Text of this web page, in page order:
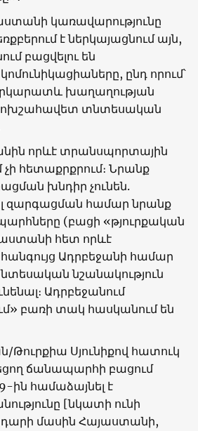
կառավարությունը
է ներկայացնում այն,
բացվելու են
ընդ որում՝
խաղաղության
տնտեսական
որևէ տրանսպորտային
հետաքրքրում։ Նրանք
խնդիր չունեն.
զարգացման համար նրանք
(բացի «թյուրքական
հետ որևէ
Ադրբեջանի համար
նշանակություն
Ադրբեջանում
բառի տակ հասկանում են
Սյունիքով հատուկ
ճանապարհի բացում
9-ին համաձայնել է
[նկատի ունի
մասին Հայաստանի,